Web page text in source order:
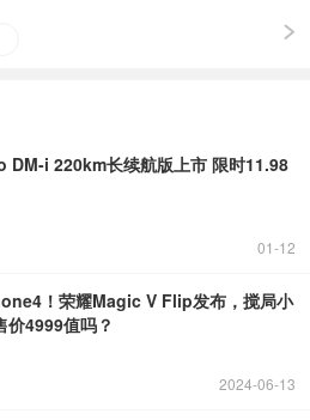
DM-i 220km长续航版上市 限时11.98
01-12
！荣耀Magic V Flip发布，搅局小
价4999值吗？
2024-06-13